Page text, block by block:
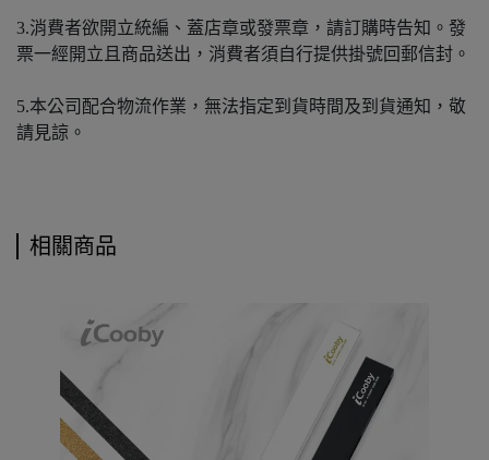
3.消費者欲開立統編、蓋店章或發票章，請訂購時告知。發
票一經開立且商品送出，消費者須自行提供掛號回郵信封。
5.本公司配合物流作業，無法指定到貨時間及到貨通知，敬
請見諒。
相關商品